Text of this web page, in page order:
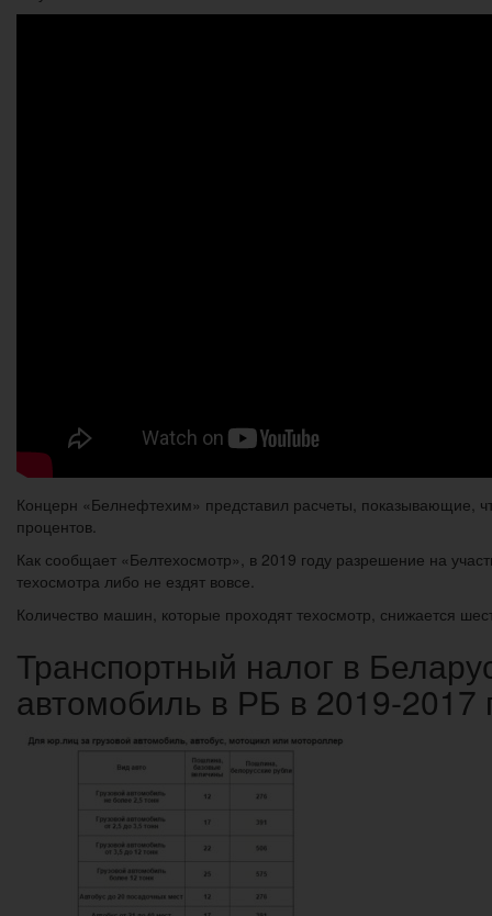
Концерн «Белнефтехим» представил расчеты, показывающие,
процентов.
Как сообщает «Белтехосмотр», в 2019 году разрешение на
техосмотра либо не ездят вовсе.
Количество машин, которые проходят техосмотр, снижается
Транспортный налог в
автомобиль в РБ в 2019-2017